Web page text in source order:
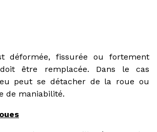
déformée, fissurée ou fortement
être remplacée. Dans le cas
peut se détacher de la roue ou
de maniabilité.